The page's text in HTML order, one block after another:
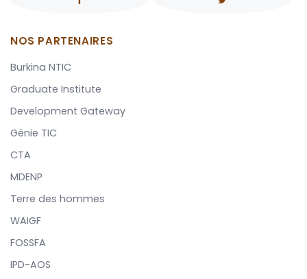
NOS PARTENAIRES
Burkina NTIC
Graduate Institute
Development Gateway
Génie TIC
CTA
MDENP
Terre des hommes
WAIGF
FOSSFA
IPD-AOS